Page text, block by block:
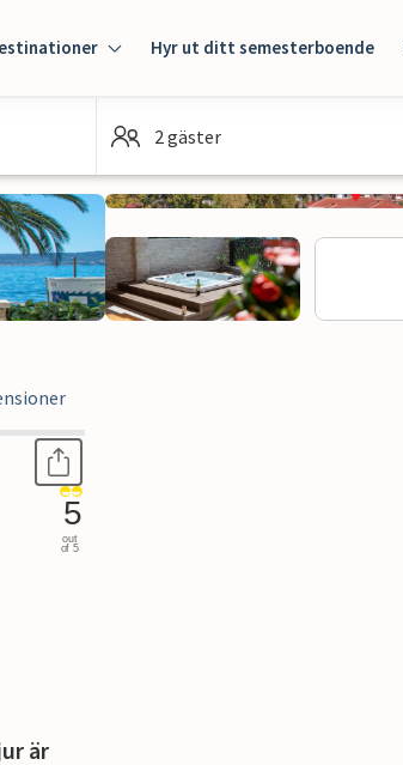
Hyr ut ditt semesterboende
2 gäster
5
out
of 5
är